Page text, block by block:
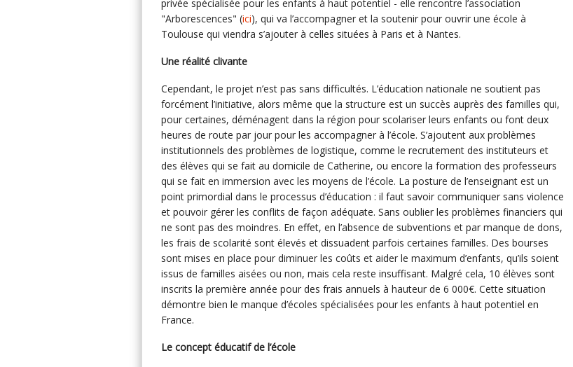
privée spécialisée pour les enfants à haut potentiel - elle rencontre l’association
"Arborescences" (ici), qui va l’accompagner et la soutenir pour ouvrir une école à
Toulouse qui viendra s’ajouter à celles situées à Paris et à Nantes.
Une réalité clivante
Cependant, le projet n’est pas sans difficultés. L’éducation nationale ne soutient pas
forcément l’initiative, alors même que la structure est un succès auprès des familles qui,
pour certaines, déménagent dans la région pour scolariser leurs enfants ou font deux
heures de route par jour pour les accompagner à l’école. S’ajoutent aux problèmes
institutionnels des problèmes de logistique, comme le recrutement des instituteurs et
des élèves qui se fait au domicile de Catherine, ou encore la formation des professeurs
qui se fait en immersion avec les moyens de l’école. La posture de l’enseignant est un
point primordial dans le processus d’éducation : il faut savoir communiquer sans violence
et pouvoir gérer les conflits de façon adéquate. Sans oublier les problèmes financiers qui
ne sont pas des moindres. En effet, en l’absence de subventions et par manque de dons,
les frais de scolarité sont élevés et dissuadent parfois certaines familles. Des bourses
sont mises en place pour diminuer les coûts et aider le maximum d’enfants, qu’ils soient
issus de familles aisées ou non, mais cela reste insuffisant. Malgré cela, 10 élèves sont
inscrits la première année pour des frais annuels à hauteur de 6 000€. Cette situation
démontre bien le manque d’écoles spécialisées pour les enfants à haut potentiel en
France.
Le concept éducatif de l’école